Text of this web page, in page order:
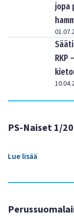
jopa
RKP
PS-Naiset 1/
Lue lisää